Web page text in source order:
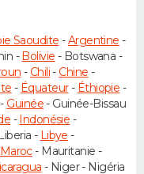
Saoudite -Argentine -
-Bolivie - Botswana -
- Chili- Chine -
- Équateur- Éthiopie -
Guinée- Guinée-Bissau
-Indonésie -
- Libye -
Maroc- Mauritanie -
- Niger - Nigéria